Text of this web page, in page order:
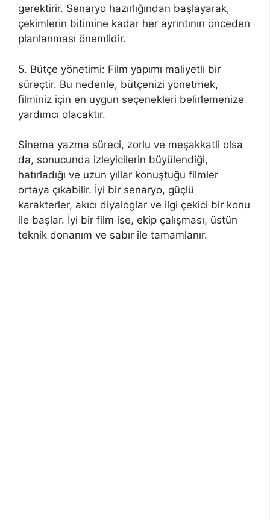
gerektirir. Senaryo hazırlığından başlayarak,
çekimlerin bitimine kadar her ayrıntının önceden
planlanması önemlidir.
5. Bütçe yönetimi: Film yapımı maliyetli bir
süreçtir. Bu nedenle, bütçenizi yönetmek,
filminiz için en uygun seçenekleri belirlemenize
yardımcı olacaktır.
Sinema yazma süreci, zorlu ve meşakkatli olsa
da, sonucunda izleyicilerin büyülendiği,
hatırladığı ve uzun yıllar konuştuğu filmler
ortaya çıkabilir. İyi bir senaryo, güçlü
karakterler, akıcı diyaloglar ve ilgi çekici bir konu
ile başlar. İyi bir film ise, ekip çalışması, üstün
teknik donanım ve sabır ile tamamlanır.